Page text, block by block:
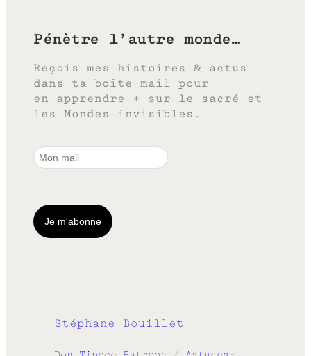
Pénètre l’autre monde…
Reçois mes histoires & actus
dans ta boîte mail pour
en apprendre + sur le sacré et
les Mondes invisibles.
Stéphane Bouillet